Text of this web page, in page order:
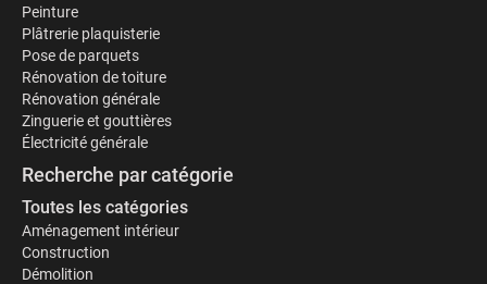
Peinture
Plâtrerie plaquisterie
Pose de parquets
Rénovation de toiture
Rénovation générale
Zinguerie et gouttières
Électricité générale
Recherche par catégorie
Toutes les catégories
Aménagement intérieur
Construction
Démolition